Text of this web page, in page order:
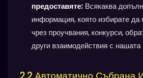
предоставяте: Всякаква
информация, която избирате да
чрез проучвания, конкурси,
други взаимодействия с